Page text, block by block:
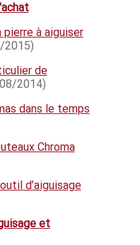
pierre à aiguiser
2015)
de
2014)
dans le temps
Chroma
d’aiguisage
et